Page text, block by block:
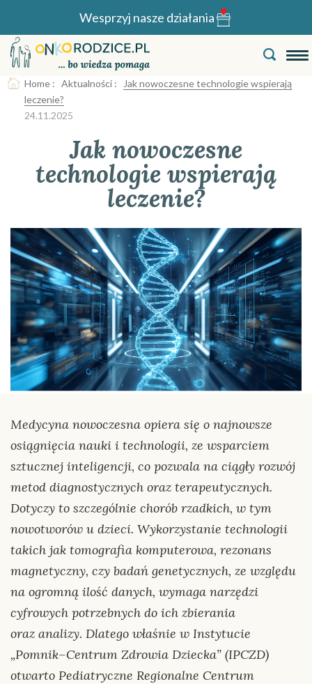
Wesprzyj nasze działania
Medycyna nowoczesna opiera się o najnowsze
osiągnięcia nauki i technologii, ze wsparciem
sztucznej inteligencji, co pozwala na ciągły rozwój
metod diagnostycznych oraz terapeutycznych.
Dotyczy to szczególnie chorób rzadkich, w tym
nowotworów u dzieci. Wykorzystanie technologii
takich jak tomografia komputerowa, rezonans
magnetyczny, czy badań genetycznych, ze względu
na ogromną ilość danych, wymaga narzędzi
cyfrowych potrzebnych do ich zbierania
oraz analizy. Dlatego właśnie w Instytucie
„Pomnik–Centrum Zdrowia Dziecka” (IPCZD)
otwarto Pediatryczne Regionalne Centrum
Home : Aktualności :
Jak nowoczesne technologie wspierają
leczenie?
24.11.2025
Jak nowoczesne
technologie wspierają
leczenie?